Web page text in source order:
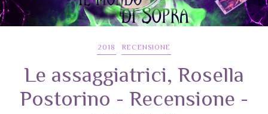
2018 RECENSIONE
Le assaggiatrici, Rosella
Postorino - Recensione -